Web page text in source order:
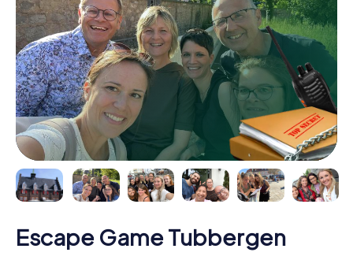
Escape Game Tubbergen